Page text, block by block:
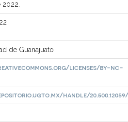
de Guanajuato
licenses/by-nc-
handle/20.500.12059/